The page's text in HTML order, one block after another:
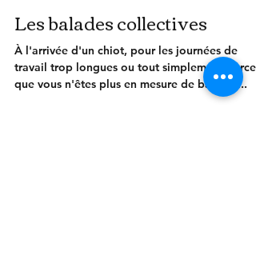
Les balades collectives
À l'arrivée d'un chiot, pour les journées de
travail trop longues ou tout simplement parce
que vous n'êtes plus en mesure de balader...